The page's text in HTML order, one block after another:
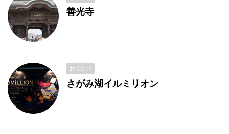
善光寺
おでかけ
さがみ湖イルミリオン